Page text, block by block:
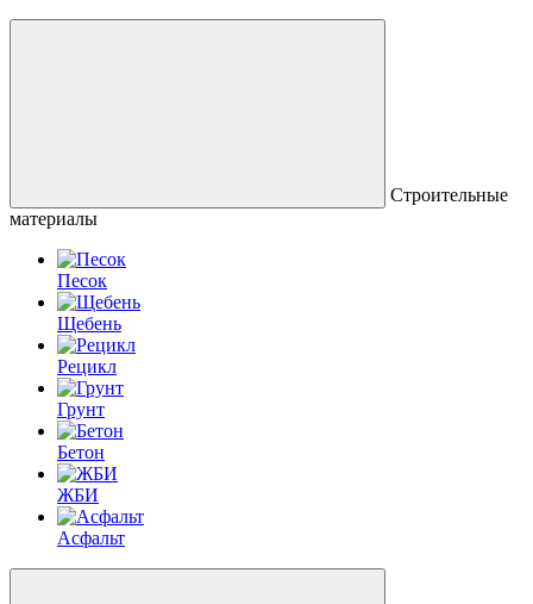
Строительные
материалы
Песок
Щебень
Рецикл
Грунт
Бетон
ЖБИ
Асфальт